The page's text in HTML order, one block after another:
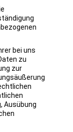
bei uns
zu
zur
Ausübung